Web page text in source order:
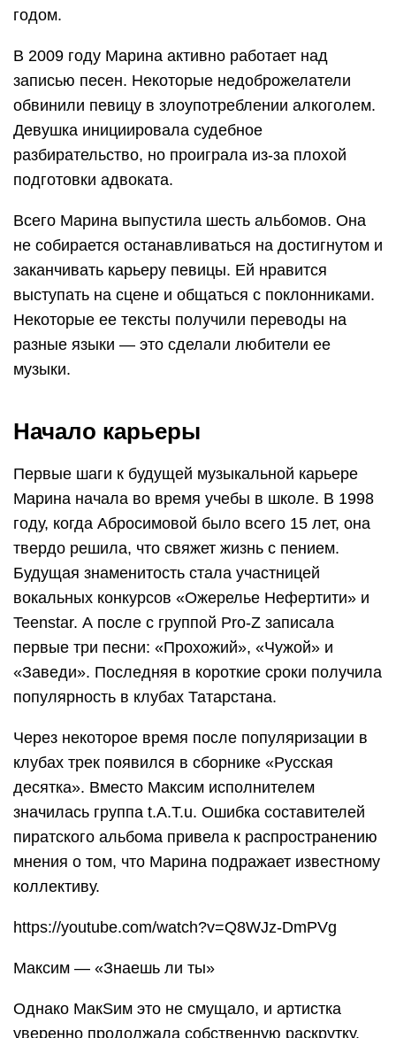
годом.
В 2009 году Марина активно работает над
записью песен. Некоторые недоброжелатели
обвинили певицу в злоупотреблении алкоголем.
Девушка инициировала судебное
разбирательство, но проиграла из-за плохой
подготовки адвоката.
Всего Марина выпустила шесть альбомов. Она
не собирается останавливаться на достигнутом и
заканчивать карьеру певицы. Ей нравится
выступать на сцене и общаться с поклонниками.
Некоторые ее тексты получили переводы на
разные языки — это сделали любители ее
музыки.
Начало карьеры
Первые шаги к будущей музыкальной карьере
Марина начала во время учебы в школе. В 1998
году, когда Абросимовой было всего 15 лет, она
твердо решила, что свяжет жизнь с пением.
Будущая знаменитость стала участницей
вокальных конкурсов «Ожерелье Нефертити» и
Teenstar. А после с группой Pro-Z записала
первые три песни: «Прохожий», «Чужой» и
«Заведи». Последняя в короткие сроки получила
популярность в клубах Татарстана.
Через некоторое время после популяризации в
клубах трек появился в сборнике «Русская
десятка». Вместо Максим исполнителем
значилась группа t.A.T.u. Ошибка составителей
пиратского альбома привела к распространению
мнения о том, что Марина подражает известному
коллективу.
https://youtube.com/watch?v=Q8WJz-DmPVg
Максим — «Знаешь ли ты»
Однако МакSим это не смущало, и артистка
уверенно продолжала собственную раскрутку.